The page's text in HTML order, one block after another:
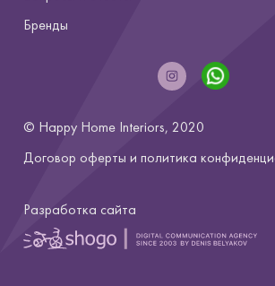
Бренды
© Happy Home Interiors, 2020
Договор оферты и политика
Разработка сайта